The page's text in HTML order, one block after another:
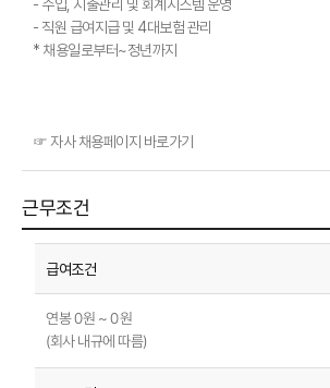
- 수입, 지출관리 및 회계시스템 운영
- 직원 급여지급 및 4대보험 관리
* 채용일로부터~정년까지
☞ 자사 채용페이지 바로가기
근무조건
연봉 0원 ~ 0원
(회사 내규에 따름)